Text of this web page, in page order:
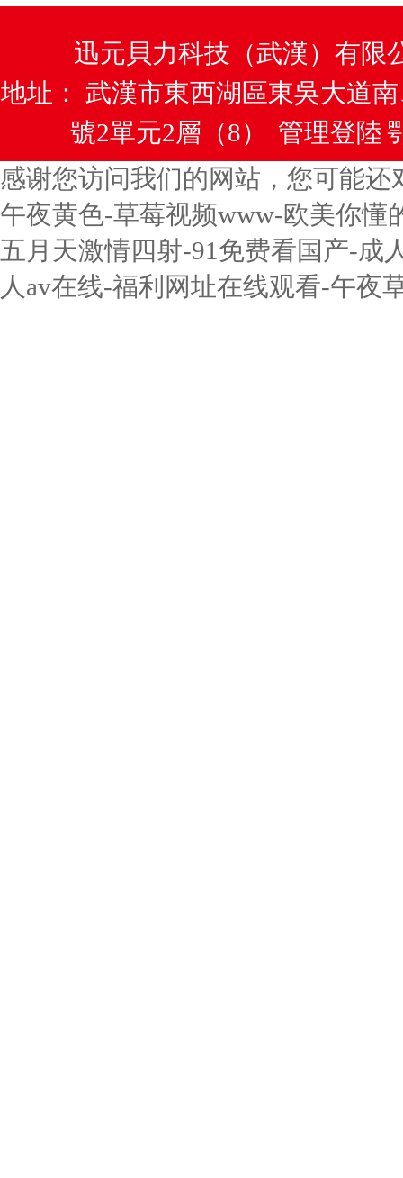
迅元貝力科技（武漢）有限
地址： 武漢市東西湖區東吳大道
號2單元2層（8）
管理登陸
感谢您访问我们的网站，您可能还
午夜黄色-草莓视频www-欧美你懂
五月天激情四射-91免费看国产-成
人av在线-福利网址在线观看-午夜